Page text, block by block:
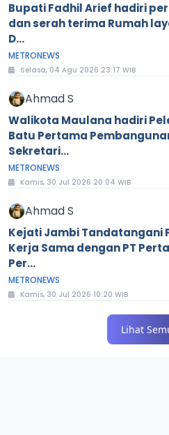
Bupati Fadhil Arief hadiri
dan serah terima Rumah
D...
METRONEWS
Selasa, 04 Agu 2026 23:17 WIB
Ahmad S
Walikota Maulana hadiri
Batu Pertama
Sekretari...
METRONEWS
Kamis, 30 Jul 2026 20:04 WIB
Ahmad S
Kejati Jambi Tandatangani
Kerja Sama dengan PT
Per...
METRONEWS
Kamis, 30 Jul 2026 10:20 WIB
Lihat